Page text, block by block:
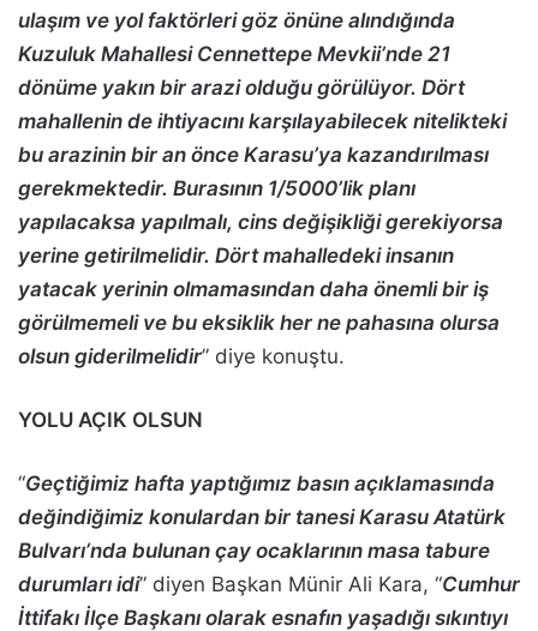
ulaşım ve yol faktörleri göz önüne alındığında
Kuzuluk Mahallesi Cennettepe Mevkii’nde 21
dönüme yakın bir arazi olduğu görülüyor. Dört
mahallenin de ihtiyacını karşılayabilecek nitelikteki
bu arazinin bir an önce Karasu’ya kazandırılması
gerekmektedir. Burasının 1/5000’lik planı
yapılacaksa yapılmalı, cins değişikliği gerekiyorsa
yerine getirilmelidir. Dört mahalledeki insanın
yatacak yerinin olmamasından daha önemli bir iş
görülmemeli ve bu eksiklik her ne pahasına olursa
olsun giderilmelidir” diye konuştu.
YOLU AÇIK OLSUN
“Geçtiğimiz hafta yaptığımız basın açıklamasında
değindiğimiz konulardan bir tanesi Karasu Atatürk
Bulvarı’nda bulunan çay ocaklarının masa tabure
durumları idi” diyen Başkan Münir Ali Kara, “Cumhur
İttifakı İlçe Başkanı olarak esnafın yaşadığı sıkıntıyı